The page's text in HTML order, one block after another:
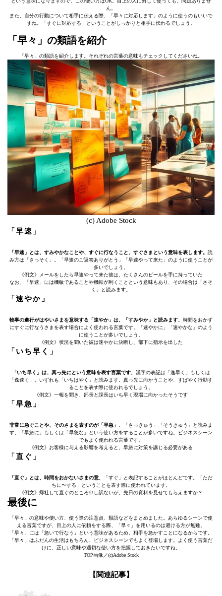
ん。
また、自分の行動について相手に伝える際、「早々に対応します」のように使うのもいいで
すね。「すぐに対応する」ということがしっかりと相手に伝わるでしょう。
「早々」の類語を紹介
「早々」の類語を紹介します。それぞれの言葉の意味もチェックしてくださいね。
(c) Adobe Stock
「早速」
「早速」とは、すみやかなことや、すぐに行なうこと、すぐさまという意味を表します。 読
み方は「さっそく」。「早速のご返答ありがとう」「早速やって来た」のように使うことが
多いでしょう。
《例文》メールをしたら早速やって来た彼は、たくさんのビールを手に持っていた
なお、「早速」には機敏であることや機転が利くことという意味もあり、その場合は「さそ
く」と読みます。
「速やか」
物事の進行がはやいさまを意味する「速やか」は、「すみやか」と読みます。時間をおかず
にすぐに行なうさまを表す場合によく使われる言葉です。「速やかに」「速やかな」のよう
に使うことが多いでしょう。
《例文》状況を聞いた彼は速やかに決断し、部下に指示を出した
「いち早く」
「いち早く」は、真っ先にという意味を表す言葉です。漢字の表記は「逸早く」もしくは
「逸速く」。いずれも「いちはやく」と読みます。真っ先に向かうことや、すばやく行動す
ることを表す際に使われるでしょう。
《例文》一報を聞き、部長と課長はいち早く現場に向かったそうです
「早急」
非常に急ぐことや、そのさまを表すのが「早急」 。「さっきゅう」「そうきゅう」と読みま
す。「早急に」もしくは「早急な」という使い方をすることが多いですね。ビジネスシーン
でもよく使われる言葉です。
《例文》お客様に与える影響を考えると、早急に対策を講じる必要がある
「直ぐ」
「直ぐ」とは、時間をおかないさまの意。「すぐ」と表記することがほとんどです。「ただ
ちに〜する」ということを表す際に使われています。
《例文》帰社して直ぐのところ申し訳ないが、先日の資料を見せてもらえますか？
最後に
「早々」の意味や使い方、使う際の注意点、類語などをまとめました。あらゆるシーンで使
える言葉ですが、目上の人に依頼をする際、「早々」を用いるのは避ける方が無難。
「早々」には「急いで行なう」という意味があるため、相手を急かすことになるからです。
「早々」はふだんの生活はもちろん、ビジネスシーンでもよく登場します。よく使う言葉だ
けに、正しい意味や適切な使い方を把握しておきたいですね。
TOP画像／(c)Adobe Stock
【関連記事】